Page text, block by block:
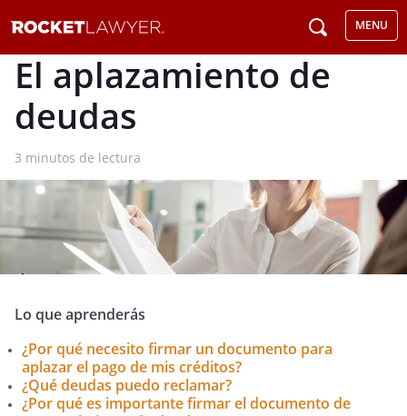
MENU
El aplazamiento de
deudas
3 minutos de lectura
Lo que aprenderás
¿Por qué necesito firmar un documento para
aplazar el pago de mis créditos?
¿Qué deudas puedo reclamar?
¿Por qué es importante firmar el documento de